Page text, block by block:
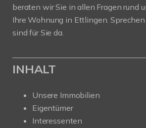
beraten wir Sie in allen Fragen rund
Ihre Wohnung in Ettlingen.
sind für Sie da.
INHALT
Unsere Immobilien
Eigentümer
Interessenten